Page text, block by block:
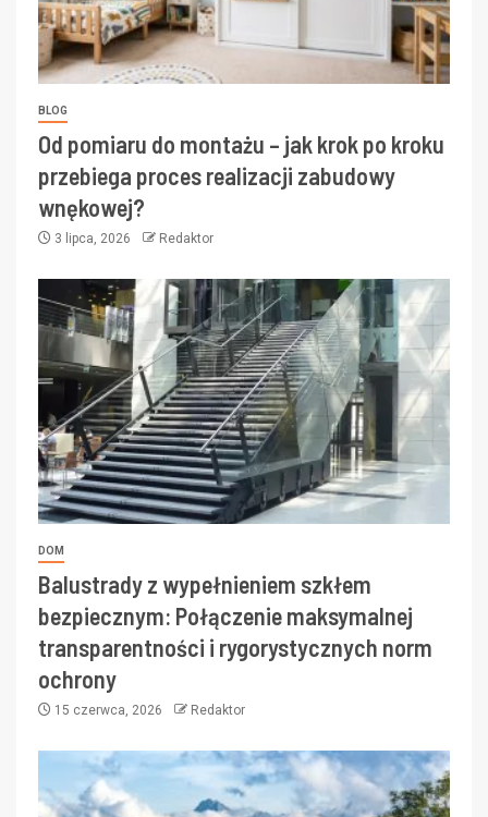
BLOG
Od pomiaru do montażu – jak krok po kroku
przebiega proces realizacji zabudowy
wnękowej?
3 lipca, 2026 Redaktor
DOM
Balustrady z wypełnieniem szkłem
bezpiecznym: Połączenie maksymalnej
transparentności i rygorystycznych norm
ochrony
15 czerwca, 2026 Redaktor